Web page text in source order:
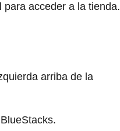
acceder a la tienda.
arriba de la